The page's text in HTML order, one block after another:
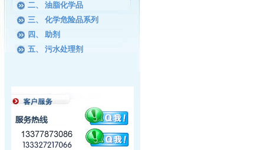
二、 油脂化学品
三、 化学危险品系列
四、 助剂
五、 污水处理剂